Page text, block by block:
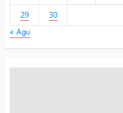
29
30
« Agu